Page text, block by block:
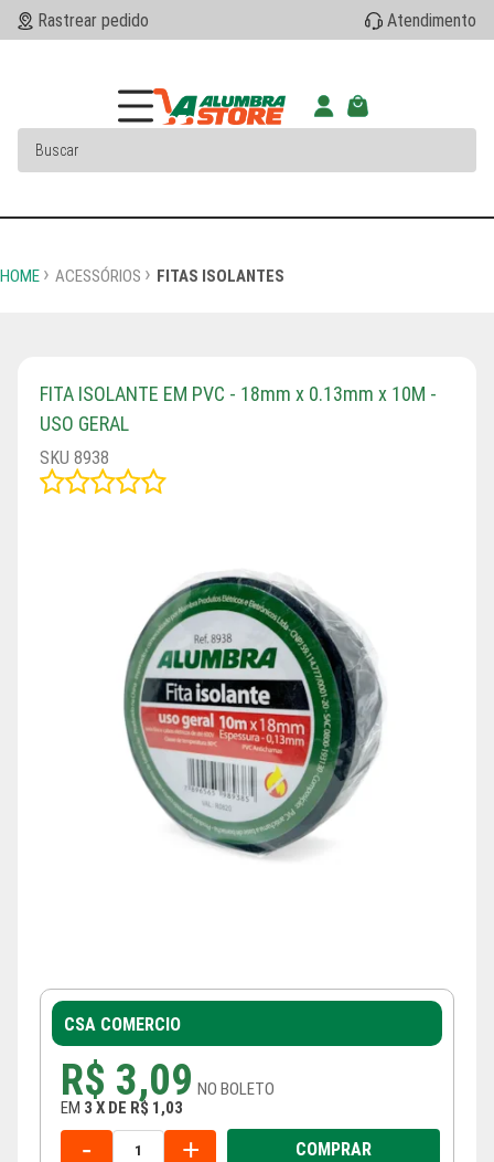
Rastrear pedido Atendimento
HOME ACESSÓRIOS FITAS ISOLANTES
FITA ISOLANTE EM PVC - 18mm x 0.13mm x 10M -
USO GERAL
SKU 8938
CSA COMERCIO
R$ 3,09 NO BOLETO
EM 3 X DE R$ 1,03
- + COMPRAR